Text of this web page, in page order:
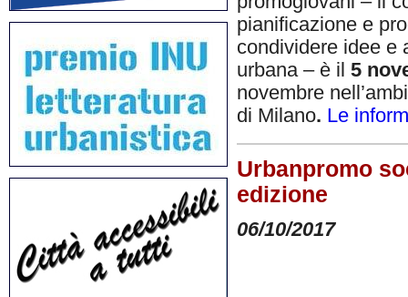
pianificazione e
condividere idee e
urbana – è il 5
novembre
di Milano. Le
Urbanpromo
edizione
06/10/2017